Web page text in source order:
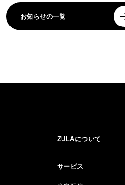
お知らせの一覧
ZULAについて
サービス